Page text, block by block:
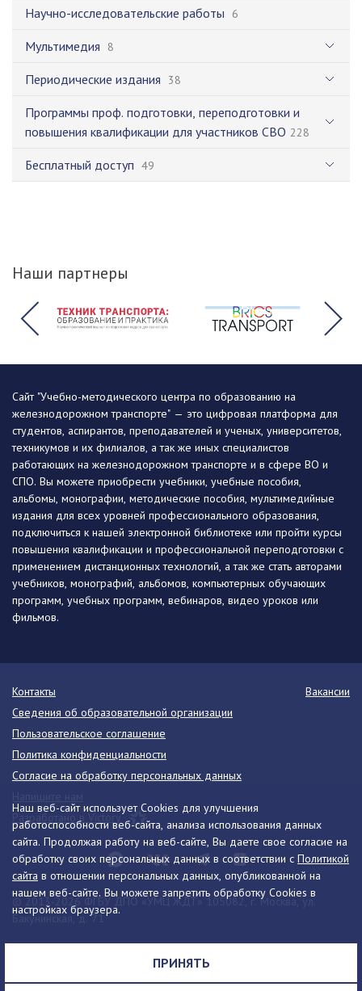
Научно-исследовательские работы 6
Мультимедия 8
Периодические издания 38
Программы проф. подготовки, переподготовки и
повышения квалификации для участников СВО 228
Бесплатный доступ 49
Наши партнеры
Наш веб-сайт использует Cookies для улучшения
работоспособности веб-сайта, анализа использования данных
сайта. Продолжая работу на веб-сайте, Вы даете свое согласие на
обработку своих персональных данных в соответствии с Политикой
сайта в отношении персональных данных, опубликованной на
нашем веб-сайте. Вы можете запретить обработку Cookies в
настройках браузера.
ПРИНЯТЬ
Сайт "Учебно-методического центра по образованию на
железнодорожном транспорте" — это цифровая платформа для
студентов, аспирантов, преподавателей и ученых, университетов,
техникумов и их филиалов, а так же иных специалистов
работающих на железнодорожном транспорте и в сфере ВО и
СПО. Вы можете приобрести учебники, учебные пособия,
альбомы, монографии, методические пособия, мультимедийные
издания для всех уровней профессионального образования,
подключиться к нашей электронной библиотеке или пройти курсы
повышения квалификации и профессиональной переподготовки с
применением дистанционных технологий, а так же стать авторами
учебников, монографий, альбомов, компьютерных обучающих
программ, учебных программ, вебинаров, видео уроков или
фильмов.
© 2013-2026 ФГБУ ДПО «УМЦ ЖДТ» 105082, г. Москва, ул.
Бакунинская, д. 71
Телефон:8 (495) 739-00-30 info@umczdt.ru
схема проезда
Контакты
Вакансии
Сведения об образовательной организации
Пользовательское соглашение
Политика конфиденциальности
Согласие на обработку персональных данных
Разработано в Victory